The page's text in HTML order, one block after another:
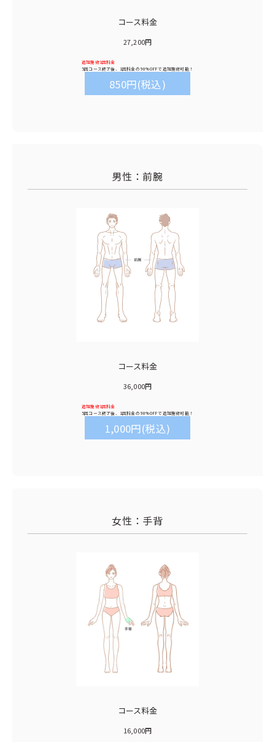
コース料金
27,200円
追加施術1回料金
5回コース終了後、1回料金の 90%OFFで追加施術可能！
850円(税込)
男性：前腕
コース料金
36,000円
追加施術1回料金
5回コース終了後、1回料金の 90%OFFで追加施術可能！
1,000円(税込)
女性：手背
コース料金
16,000円